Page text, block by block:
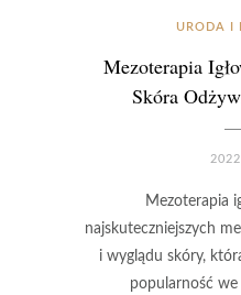
URODA I
Mezoterapia
Skóra
Mezoterapia
najskuteczniejszych
i wyglądu skóry,
popularność we